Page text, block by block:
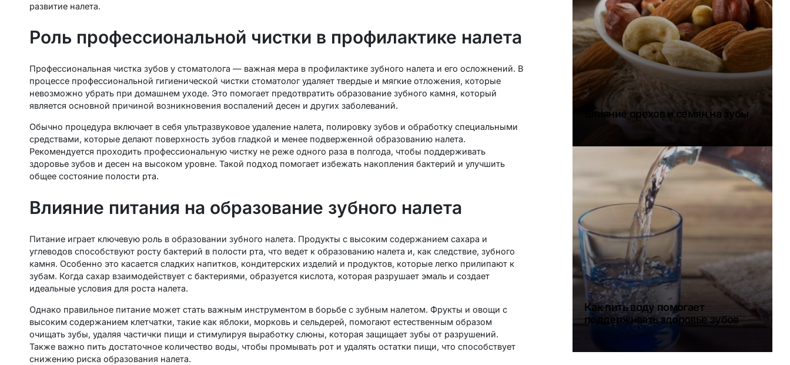
развитие налета.
Роль профессиональной чистки в профилактике налета
Профессиональная чистка зубов у стоматолога — важная мера в профилактике зубного налета и его осложнений. В
процессе профессиональной гигиенической чистки стоматолог удаляет твердые и мягкие отложения, которые
невозможно убрать при домашнем уходе. Это помогает предотвратить образование зубного камня, который
является основной причиной возникновения воспалений десен и других заболеваний.
Обычно процедура включает в себя ультразвуковое удаление налета, полировку зубов и обработку специальными
средствами, которые делают поверхность зубов гладкой и менее подверженной образованию налета.
Рекомендуется проходить профессиональную чистку не реже одного раза в полгода, чтобы поддерживать
здоровье зубов и десен на высоком уровне. Такой подход помогает избежать накопления бактерий и улучшить
общее состояние полости рта.
Влияние питания на образование зубного налета
Питание играет ключевую роль в образовании зубного налета. Продукты с высоким содержанием сахара и
углеводов способствуют росту бактерий в полости рта, что ведет к образованию налета и, как следствие, зубного
камня. Особенно это касается сладких напитков, кондитерских изделий и продуктов, которые легко прилипают к
зубам. Когда сахар взаимодействует с бактериями, образуется кислота, которая разрушает эмаль и создает
идеальные условия для роста налета.
Однако правильное питание может стать важным инструментом в борьбе с зубным налетом. Фрукты и овощи с
высоким содержанием клетчатки, такие как яблоки, морковь и сельдерей, помогают естественным образом
очищать зубы, удаляя частички пищи и стимулируя выработку слюны, которая защищает зубы от разрушений.
Также важно пить достаточное количество воды, чтобы промывать рот и удалять остатки пищи, что способствует
снижению риска образования налета.
Влияние орехов и семян на зубы
Как пить воду помогает
поддерживать здоровье зубов